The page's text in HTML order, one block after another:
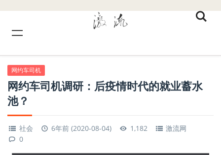
网约车司机
网约车司机调研：后疫情时代的就业蓄水
池？
社会 6年前 (2020-08-04) 1,182
激流网
0